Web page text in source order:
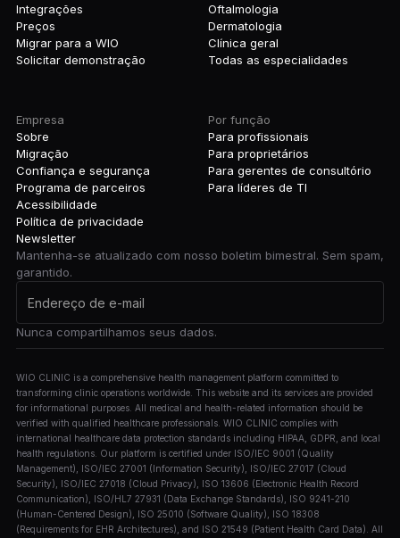
Integrações
Preços
Migrar para a WIO
Solicitar demonstração
Oftalmologia
Dermatologia
Clínica geral
Todas as especialidades
Empresa
Sobre
Migração
Confiança e segurança
Programa de parceiros
Acessibilidade
Política de privacidade
Por função
Para profissionais
Para proprietários
Para gerentes de consultório
Para líderes de TI
Newsletter
Mantenha-se atualizado com nosso boletim bimestral. Sem spam,
garantido.
Nunca compartilhamos seus dados.
WIO CLINIC is a comprehensive health management platform committed to
transforming clinic operations worldwide. This website and its services are provided
for informational purposes. All medical and health-related information should be
verified with qualified healthcare professionals. WIO CLINIC complies with
international healthcare data protection standards including HIPAA, GDPR, and local
health regulations. Our platform is certified under ISO/IEC 9001 (Quality
Management), ISO/IEC 27001 (Information Security), ISO/IEC 27017 (Cloud
Security), ISO/IEC 27018 (Cloud Privacy), ISO 13606 (Electronic Health Record
Communication), ISO/HL7 27931 (Data Exchange Standards), ISO 9241-210
(Human-Centered Design), ISO 25010 (Software Quality), ISO 18308
(Requirements for EHR Architectures), and ISO 21549 (Patient Health Card Data). All